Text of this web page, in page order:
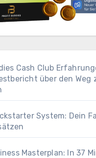
Cash Club
über den Weg
System: Dein
Masterplan: In 37